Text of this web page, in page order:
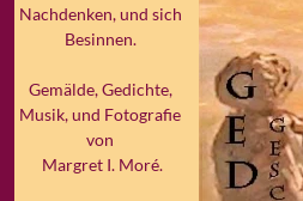
Nachdenken, und sich
Besinnen.
Gemälde, Gedichte,
Musik, und Fotografie
von
Margret I. Moré.